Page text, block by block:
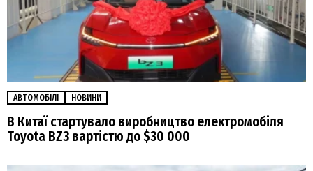
АВТОМОБІЛІ НОВИНИ
В Китаї стартувало виробництво електромобіля
Toyota BZ3 вартістю до $30 000